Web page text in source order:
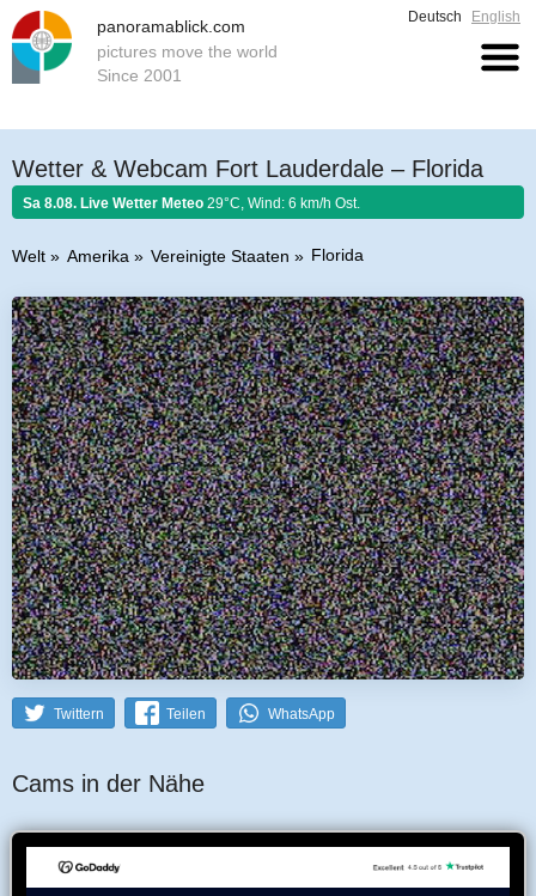
panoramablick.com
pictures move the world
Since 2001
Deutsch English
Wetter & Webcam Fort Lauderdale – Florida
Sa 8.08. Live Wetter Meteo 29°C, Wind: 6 km/h Ost.
Welt Amerika Vereinigte Staaten Florida
Twittern Teilen WhatsApp
Cams in der Nähe